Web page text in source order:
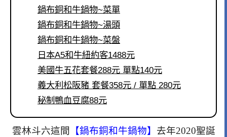
鍋布銅和牛鍋物~菜單
鍋布銅和牛鍋物~湯頭
鍋布銅和牛鍋物~菜盤
日本A5和牛紐約客1488元
美國牛五花套餐288元 單點140元
義大利松阪豬 套餐358元 / 單點 280元
秘制鴨血豆腐88元
雲林斗六這間 【鍋布銅和牛鍋物】 去年2020聖誕